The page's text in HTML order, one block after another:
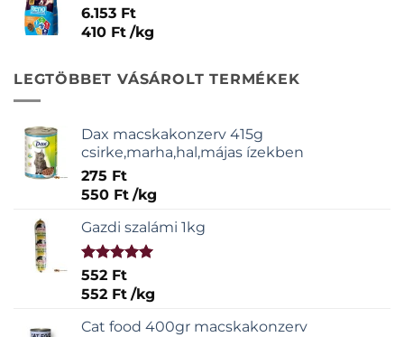
6.153 Ft
410 Ft /kg
LEGTÖBBET VÁSÁROLT TERMÉKEK
Dax macskakonzerv 415g
csirke,marha,hal,májas ízekben
275 Ft
550 Ft /kg
Gazdi szalámi 1kg
Értékelés:
5.00/ 5
552 Ft
552 Ft /kg
Cat food 400gr macskakonzerv